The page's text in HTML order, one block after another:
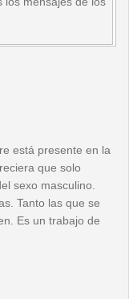
está presente en la
que solo
sexo masculino.
Tanto las que se
Es un trabajo de